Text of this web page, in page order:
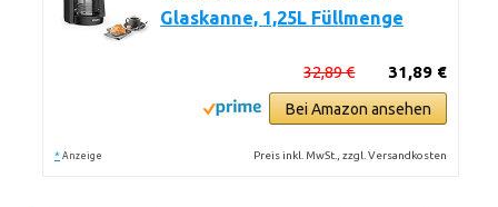
Glaskanne, 1,25L Füllmenge
31,89 €
32,89 €
Bei Amazon ansehen
* Anzeige Preis inkl. MwSt., zzgl. Versandkosten